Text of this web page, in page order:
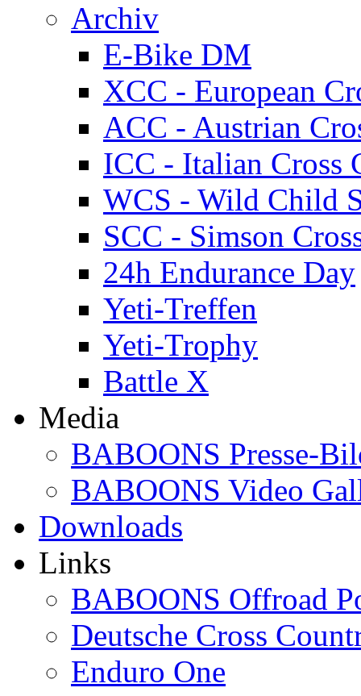
Archiv
E-Bike DM
XCC - European
ACC - Austrian
ICC - Italian Cross
WCS - Wild Child
SCC - Simson
24h Endurance Day
Yeti-Treffen
Yeti-Trophy
Battle X
Media
BABOONS Presse-
BABOONS Video
Downloads
Links
BABOONS Offroad
Deutsche Cross
Enduro One